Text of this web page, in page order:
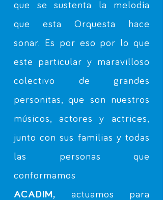
que se sustenta la melodía
que esta Orquesta hace
sonar. Es por eso por lo que
este particular y maravilloso
colectivo de grandes
personitas, que son nuestros
músicos, actores y actrices,
junto con sus familias y todas
las personas que
conformamos
ACADIM, actuamos para